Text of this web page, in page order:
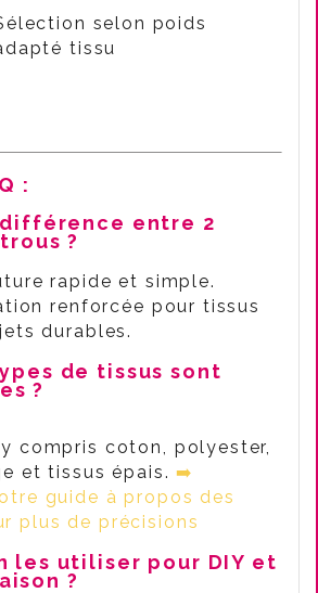
selon poids
tissu
:
entre 2
?
rapide et simple.
renforcée pour tissus
durables.
de tissus sont
?
compris coton, polyester,
et tissus épais.➡️
guide à propos des
plus de précisions
les utiliser pour DIY et
?